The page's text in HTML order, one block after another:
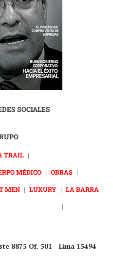
SOCIALES
TRAIL |
MÉDICO | OBRAS |
MEN | LUXURY | LA BARRA
|
8875 Of. 501 - Lima 15494